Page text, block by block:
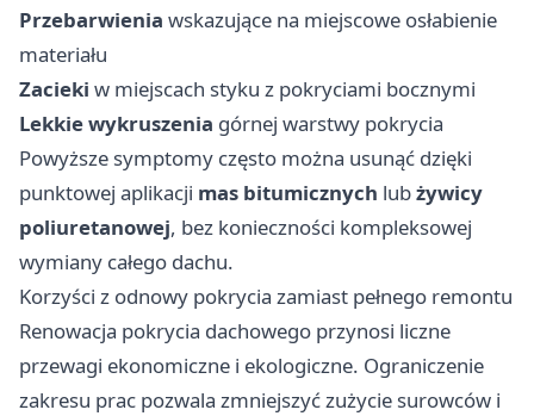
Przebarwienia wskazujące na miejscowe osłabienie
materiału
Zacieki w miejscach styku z pokryciami bocznymi
Lekkie wykruszenia górnej warstwy pokrycia
Powyższe symptomy często można usunąć dzięki
punktowej aplikacji mas bitumicznych lubżywicy
poliuretanowej, bez konieczności kompleksowej
wymiany całego dachu.
Korzyści z odnowy pokrycia zamiast pełnego remontu
Renowacja pokrycia dachowego przynosi liczne
przewagi ekonomiczne i ekologiczne. Ograniczenie
zakresu prac pozwala zmniejszyć zużycie surowców i